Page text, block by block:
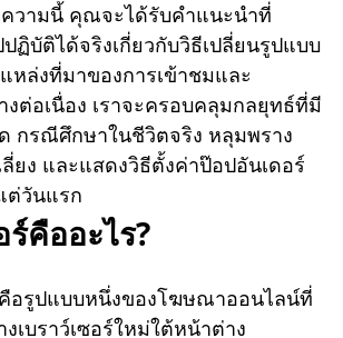
วามนี้ คุณจะได้รับคำแนะนำที่
ฏิบัติได้จริงเกี่ยวกับวิธีเปลี่ยนรูปแบบ
ล่งที่มาของการเข้าชมและ
งต่อเนื่อง เราจะครอบคลุมกลยุทธ์ที่มี
กรณีศึกษาในชีวิตจริง หลุมพราง
ยง และแสดงวิธีตั้งค่าป๊อปอันเดอร์
ต่วันแรก
คืออะไร?
คือรูปแบบหนึ่งของโฆษณาออนไลน์ที่
เบราว์เซอร์ใหม่ใต้หน้าต่าง